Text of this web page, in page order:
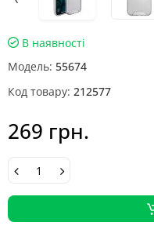
В наявності
Модель: 55674
Код товару: 212577
269 грн.